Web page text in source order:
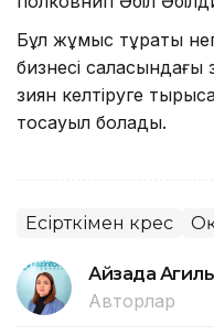
Бұл жұмыс тұрақты
бизнесі саласындағы
зиян келтіруге
тосқауыл болады.
Есірткімен күрес
Айзада
Авторлар